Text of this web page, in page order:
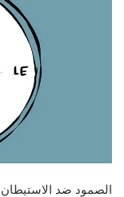
الصمود ضد الاستيطان